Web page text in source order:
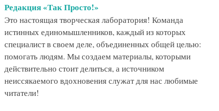
Редакция «Так Просто!»
Это настоящая творческая лаборатория! Команда
истинных единомышленников, каждый из которых
специалист в своем деле, объединенных общей целью:
помогать людям. Мы создаем материалы, которыми
действительно стоит делиться, а источником
неиссякаемого вдохновения служат для нас любимые
читатели!